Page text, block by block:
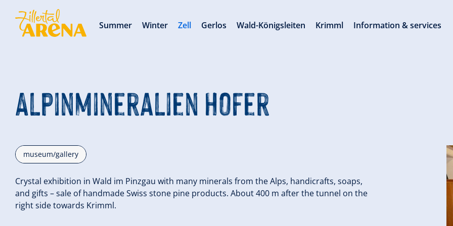
Alpinmineralien Hofer
museum/gallery
Crystal exhibition in Wald im Pinzgau with many minerals from the Alps, handicrafts, soaps,
and gifts – sale of handmade Swiss stone pine products. About 400 m after the tunnel on the
right side towards Krimml.
Summer Winter Zell Gerlos Wald-Königsleiten Krimml Information & services